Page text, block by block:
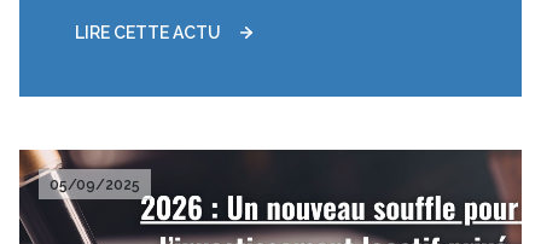
propriété.
LIRE CETTE ACTU
05/09/2025